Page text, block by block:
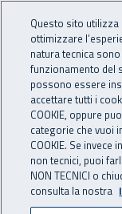
INAIL -
Navigazione -
Home Inail
30 maggio
Questo sito
ottimizzare
natura tecnica
funzionamento del
possono essere
accettare tutti i
COOKIE, oppure
categorie che vuoi
COOKIE. Se
non tecnici, puoi
NON TECNICI o
consulta la nostra